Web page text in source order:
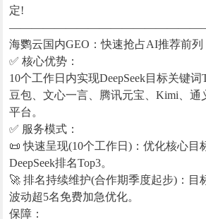
定!
海鹦云国内GEO：快速抢占AI推荐前
✅ 核心优势：
10个工作日内实现DeepSeek目标关键
豆包、文心一言、腾讯元宝、Kimi、
平台。
✅ 服务模式：
📜 快速呈现(10个工作日)：优化核心目
DeepSeek排名Top3。
🚀 排名持续维护(合作期季度起步)：目
波动超5名免费加急优化。
保障：